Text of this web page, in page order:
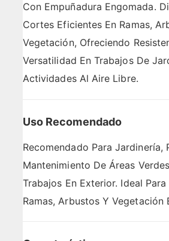
Con Empuñadura Engomada.
Cortes Eficientes En Ramas,
Vegetación, Ofreciendo
Versatilidad En Trabajos De
Actividades Al Aire Libre.
Uso Recomendado
Recomendado Para Jardinería,
Mantenimiento De Áreas
Trabajos En Exterior. Ideal
Ramas, Arbustos Y Vegetación